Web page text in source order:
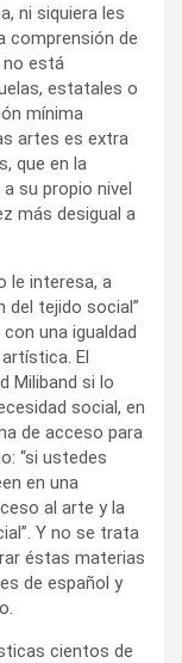
ni siquiera les
comprensión de
no está
estatales o
mínima
artes es extra
que en la
su propio nivel
más desigual a
le interesa, a
del tejido social”
una igualdad
El
Miliband si lo
social, en
de acceso para
“si ustedes
en una
al arte y la
Y no se trata
éstas materias
de español y
cientos de